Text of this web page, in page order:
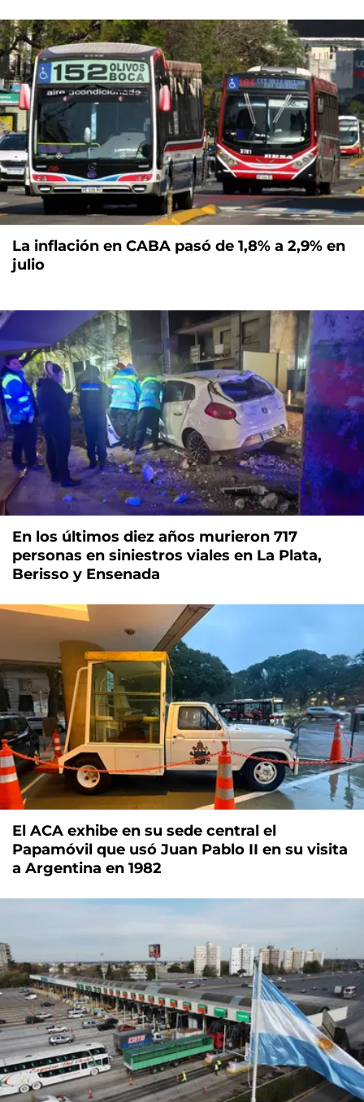
La inflación en CABA pasó de 1,8% a 2,9% en
julio
En los últimos diez años murieron 717
personas en siniestros viales en La Plata,
Berisso y Ensenada
El ACA exhibe en su sede central el
Papamóvil que usó Juan Pablo II en su visita
a Argentina en 1982